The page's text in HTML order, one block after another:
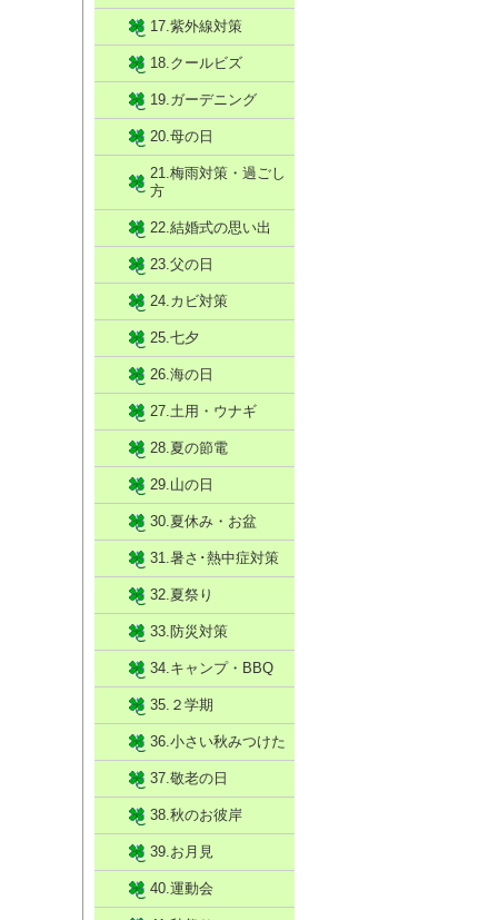
17.紫外線対策
18.クールビズ
19.ガーデニング
20.母の日
21.梅雨対策・過ごし
方
22.結婚式の思い出
23.父の日
24.カビ対策
25.七夕
26.海の日
27.土用・ウナギ
28.夏の節電
29.山の日
30.夏休み・お盆
31.暑さ･熱中症対策
32.夏祭り
33.防災対策
34.キャンプ・BBQ
35.２学期
36.小さい秋みつけた
37.敬老の日
38.秋のお彼岸
39.お月見
40.運動会